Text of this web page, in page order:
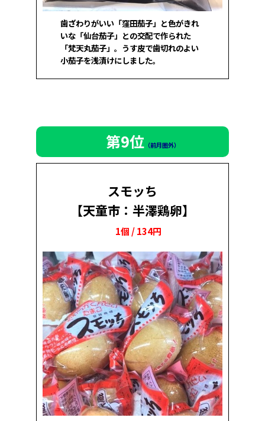
歯ざわりがいい「窪田茄子」と色がきれ
いな「仙台茄子」との交配で作られた
「梵天丸茄子」。うす皮で歯切れのよい
小茄子を浅漬けにしました。
第9位（前月圏外）
スモッち
【天童市：半澤鶏卵】
1個 / 134円